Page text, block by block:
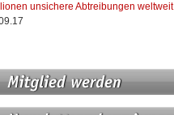
unsichere Abtreibungen weltweit